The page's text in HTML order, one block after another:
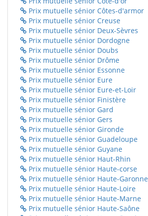
Prix mutuelle sénior Côtes-d'armor
Prix mutuelle sénior Creuse
Prix mutuelle sénior Deux-Sèvres
Prix mutuelle sénior Dordogne
Prix mutuelle sénior Doubs
Prix mutuelle sénior Drôme
Prix mutuelle sénior Essonne
Prix mutuelle sénior Eure
Prix mutuelle sénior Eure-et-Loir
Prix mutuelle sénior Finistère
Prix mutuelle sénior Gard
Prix mutuelle sénior Gers
Prix mutuelle sénior Gironde
Prix mutuelle sénior Guadeloupe
Prix mutuelle sénior Guyane
Prix mutuelle sénior Haut-Rhin
Prix mutuelle sénior Haute-corse
Prix mutuelle sénior Haute-Garonne
Prix mutuelle sénior Haute-Loire
Prix mutuelle sénior Haute-Marne
Prix mutuelle sénior Haute-Saône